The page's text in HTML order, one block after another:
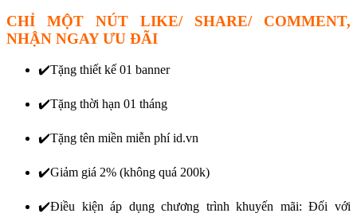
CHỈ MỘT NÚT LIKE/ SHARE/ COMMENT,
NHẬN NGAY ƯU ĐÃI
✔️Tặng thiết kế 01 banner
✔️Tặng thời hạn 01 tháng
✔️Tặng tên miền miễn phí id.vn
✔️Giảm giá 2% (không quá 200k)
✔️Điều kiện áp dụng chương trình khuyến mãi: Đối với